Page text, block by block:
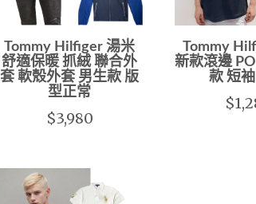
Tommy Hilfiger 湯米
舒適保暖 抓絨 聯合外
套 軟殼外套 男生款 版
型正常
$3,980
Tommy
新款滾邊
款 短